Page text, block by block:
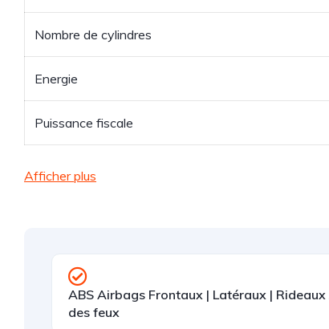
Nombre de cylindres
Energie
Puissance fiscale
Afficher plus
ABS Airbags Frontaux | Latéraux |
des feux